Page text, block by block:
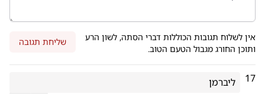
אין לשלוח תגובות הכוללות דברי הסתה, לשון הרע
ותוכן החורג מגבול הטעם הטוב.
שליחת תגובה
17 ליברמן